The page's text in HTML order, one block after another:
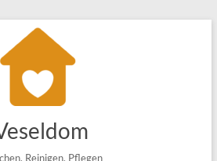
Reinigen, Pflegen